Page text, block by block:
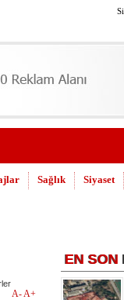
Sağlık Siyaset
A-A+
EN SON